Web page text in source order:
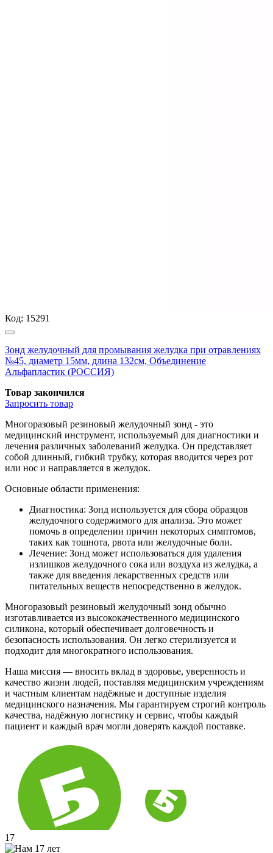
Код: 15291
Зонд желудочный для промывания желудка при отравлениях
№45, диаметр 15мм, длина 132см, Объединение
Альфапластик (РОССИЯ)
Товар закончился
Запросить товар
Многоразовый резиновый желудочный зонд - это
медицинский инструмент, используемый для диагностики и
лечения различных заболеваний желудка. Он представляет
собой длинный, гибкий трубку, которая вводится через рот
или нос и направляется в желудок.
Основные области применения:
Диагностика: Зонд используется для сбора образцов
желудочного содержимого для анализа. Это может
помочь в определении причин некоторых симптомов,
таких как тошнота, рвота или желудочные боли.
Лечение: Зонд может использоваться для удаления
излишков желудочного сока или воздуха из желудка, а
также для введения лекарственных средств или
питательных веществ непосредственно в желудок.
Многоразовый резиновый желудочный зонд обычно
изготавливается из высококачественного медицинского
силикона, который обеспечивает долговечность и
безопасность использования. Он легко стерилизуется и
подходит для многократного использования.
Наша миссия — вносить вклад в здоровье, уверенность и
качество жизни людей, поставляя медицинским учреждениям
и частным клиентам надёжные и доступные изделия
медицинского назначения. Мы гарантируем строгий контроль
качества, надёжную логистику и сервис, чтобы каждый
пациент и каждый врач могли доверять каждой поставке.
17